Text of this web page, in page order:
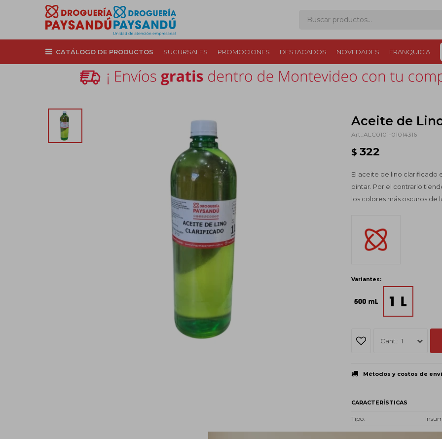
CATÁLOGO DE PRODUCTOS SUCURSALES PROMOCIONES DESTACADOS NOVEDADES FRANQUICIA
Aceite de
ALC0101-01014316
$ 322
El aceite de lino clarificado
pintar. Por el contrario
los colores más oscuros de
Variantes:
1
Métodos y costos de
CARACTERÍSTICAS
Tipo